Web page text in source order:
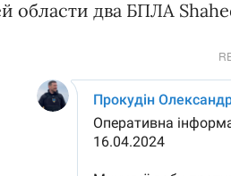
области два БПЛА